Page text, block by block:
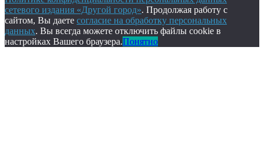
сетевого издания «Другой город». Продолжая работу с
сайтом, Вы даете согласие на обработку персональных
данных. Вы всегда можете отключить файлы cookie в
настройках Вашего браузера.Понятно